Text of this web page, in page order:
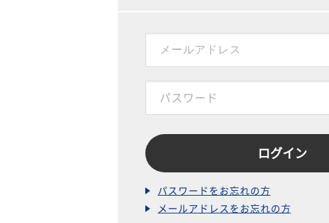
パスワードをお忘れの方
メールアドレスをお忘れの方